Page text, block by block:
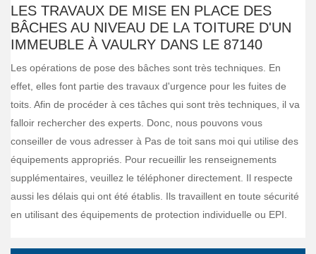
LES TRAVAUX DE MISE EN PLACE DES
BÂCHES AU NIVEAU DE LA TOITURE D'UN
IMMEUBLE À VAULRY DANS LE 87140
Les opérations de pose des bâches sont très techniques. En
effet, elles font partie des travaux d'urgence pour les fuites de
toits. Afin de procéder à ces tâches qui sont très techniques, il va
falloir rechercher des experts. Donc, nous pouvons vous
conseiller de vous adresser à Pas de toit sans moi qui utilise des
équipements appropriés. Pour recueillir les renseignements
supplémentaires, veuillez le téléphoner directement. Il respecte
aussi les délais qui ont été établis. Ils travaillent en toute sécurité
en utilisant des équipements de protection individuelle ou EPI.